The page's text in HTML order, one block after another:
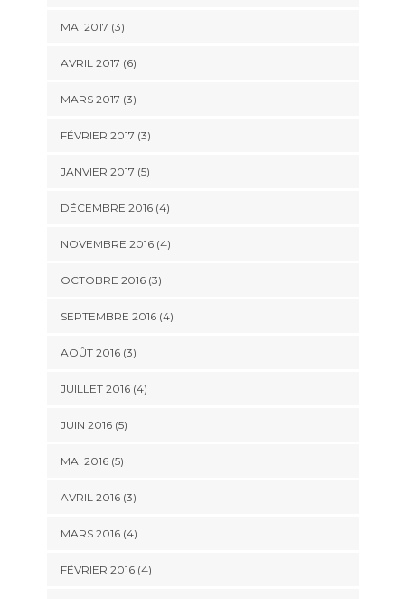
MAI 2017 (3)
AVRIL 2017 (6)
MARS 2017 (3)
FÉVRIER 2017 (3)
JANVIER 2017 (5)
DÉCEMBRE 2016(4)
NOVEMBRE 2016(4)
OCTOBRE 2016(3)
SEPTEMBRE 2016(4)
AOÛT 2016(3)
JUILLET 2016(4)
JUIN 2016(5)
MAI 2016(5)
AVRIL 2016(3)
MARS 2016(4)
FÉVRIER 2016(4)